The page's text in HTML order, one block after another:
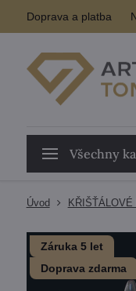
Doprava a platba
Všechny
Úvod KŘIŠŤÁLOVÉ
Záruka 5 let
Doprava zdarma